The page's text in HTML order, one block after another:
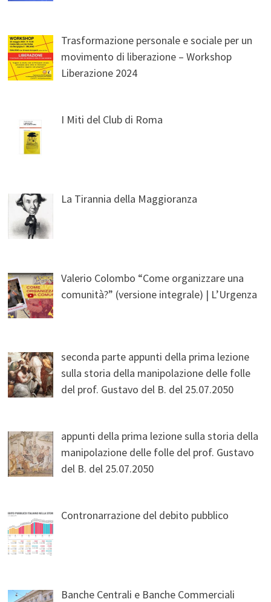
Trasformazione personale e sociale per un
movimento di liberazione – Workshop
Liberazione 2024
I Miti del Club di Roma
La Tirannia della Maggioranza
Valerio Colombo “Come organizzare una
comunità?” (versione integrale) | L’Urgenza
seconda parte appunti della prima lezione
sulla storia della manipolazione delle folle
del prof. Gustavo del B. del 25.07.2050
appunti della prima lezione sulla storia della
manipolazione delle folle del prof. Gustavo
del B. del 25.07.2050
Contronarrazione del debito pubblico
Banche Centrali e Banche Commerciali